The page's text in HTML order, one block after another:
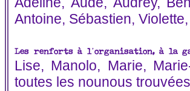
Antoine, Sébastien,
Les renforts à l’organisation, à la
Lise, Manolo, Marie,
toutes les nounous